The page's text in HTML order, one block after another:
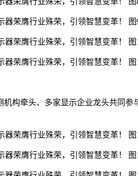
构牵头、多家显示企业龙头共同